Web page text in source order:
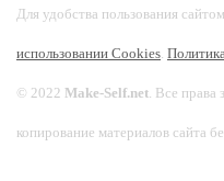
Для удобства пользования
использовании Cookies
© 2022 Make-Self.net . Все
копирование материалов сайта